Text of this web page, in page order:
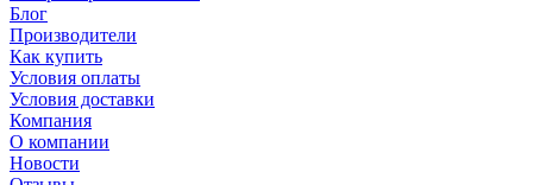
Блог
Производители
Как купить
Условия оплаты
Условия доставки
Компания
О компании
Новости